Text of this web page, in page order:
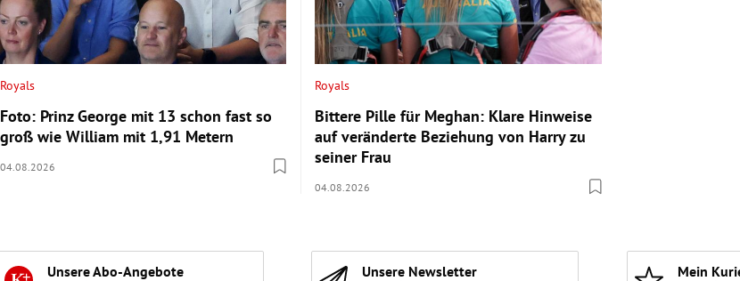
Royals
Foto: Prinz George mit 13 schon fast so
groß wie William mit 1,91 Metern
04.08.2026
Royals
Bittere Pille für Meghan: Klare Hinweise
auf veränderte Beziehung von Harry zu
seiner Frau
04.08.2026
Unsere Abo-Angebote Unsere Newsletter Mein